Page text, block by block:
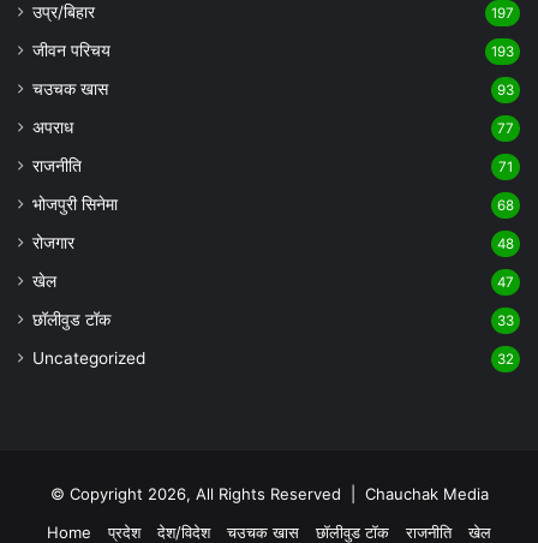
उप्र/बिहार 197
जीवन परिचय 193
चउचक खास 93
अपराध 77
राजनीति 71
भोजपुरी सिनेमा 68
रोजगार 48
खेल 47
छॉलीवुड टॉक 33
Uncategorized 32
© Copyright 2026, All Rights Reserved | Chauchak Media
Home
प्रदेश देश/विदेश चउचक खास छॉलीवुड टॉक राजनीति खेल